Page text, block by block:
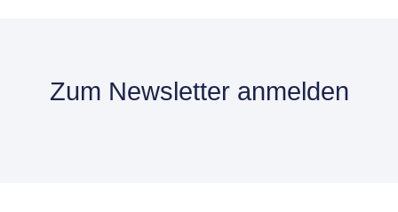
Zum Newsletter anmelden